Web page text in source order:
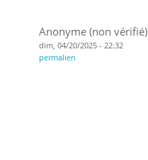
Anonyme (non vérifié)
dim, 04/20/2025 - 22:32
permalien